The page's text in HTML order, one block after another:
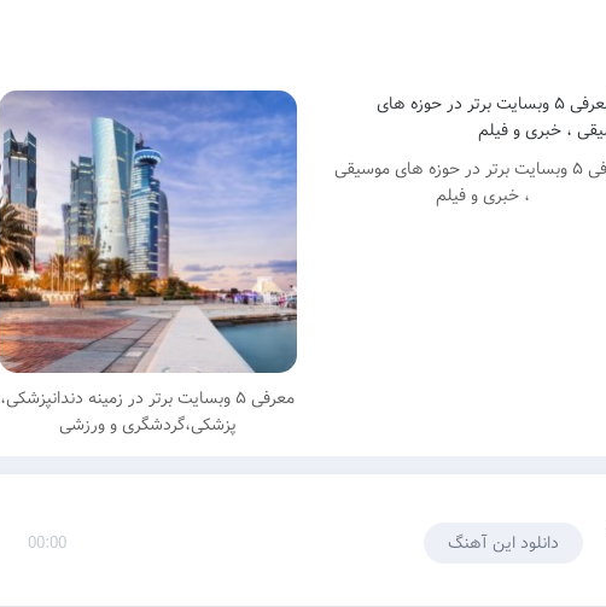
معرفی ۵ وبسایت برتر در حوزه های موسیقی
، خبری و فیلم
معرفی ۵ وبسایت برتر در زمینه دندانپزشکی،
پزشکی،گردشگری و ورزشی
دانلود این آهنگ 00:00